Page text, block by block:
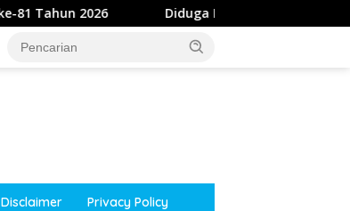
Diduga Intimidasi Wartawan di Obi, Oknum
Disclaimer Privacy Policy